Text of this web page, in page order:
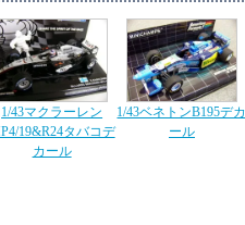
1/43マクラーレン
19&R24タバコデ
カール
1/43ベネトンB195デカ
ール